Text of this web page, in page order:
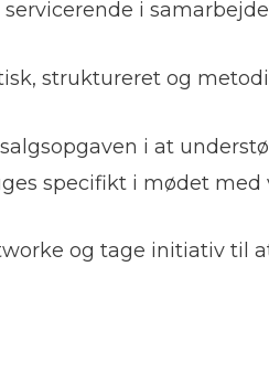
i
struktureret og
i at
specifikt i mødet
og tage initiativ til